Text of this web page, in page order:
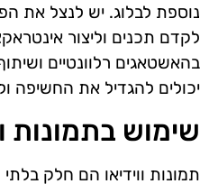
נוספת לבלוג. יש לנצל את
לקדם תכנים וליצור
בהאשטאגים רלוונטיים
יכולים להגדיל את החשיפה
שימוש בתמונות
תמונות ווידיאו הם חלק